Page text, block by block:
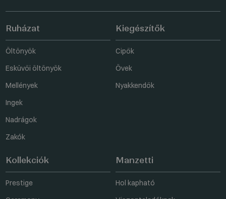
Ruházat
Öltönyök
Esküvői öltönyök
Mellények
Ingek
Nadrágok
Zakók
Kiegészítők
Cipők
Övek
Nyakkendők
Kollekciók
Prestige
Manzetti
Hol kapható